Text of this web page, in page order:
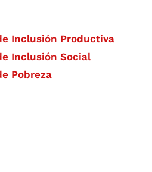
Inclusión Productiva
Inclusión Social
Pobreza